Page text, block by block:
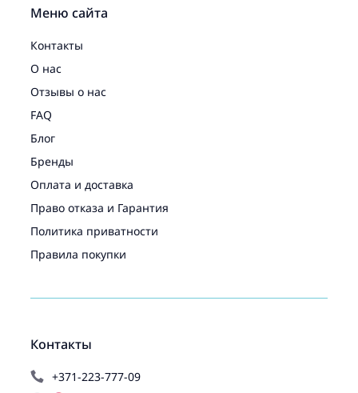
Контакты
+371-223-777-09
Меню сайта
Контакты
О нас
Отзывы о нас
FAQ
Блог
Бренды
Оплата и доставка
Право отказа и Гарантия
Политика приватности
Правила покупки